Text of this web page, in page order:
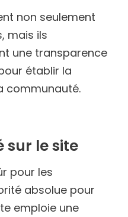
non seulement
mais ils
une transparence
établir la
communauté.
sur le site
pour les
absolue pour
emploie une